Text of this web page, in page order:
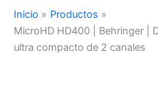
Inicio
Productos
MicroHD HD400 | Behringer |
ultra compacto de 2 canales